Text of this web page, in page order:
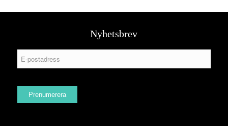
Nyhetsbrev